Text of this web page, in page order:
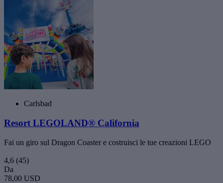
Carlsbad
Resort LEGOLAND® California
Fai un giro sul Dragon Coaster e costruisci le tue creazioni LEGO
4,6 (45)
Da
78,00 USD